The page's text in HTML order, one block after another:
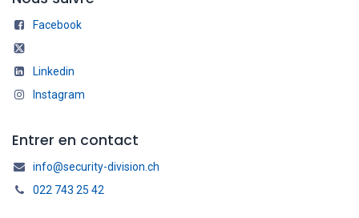
Facebook
Linkedin
Instagram
Entrer en contact
info@security-division.ch
022 743 25 42